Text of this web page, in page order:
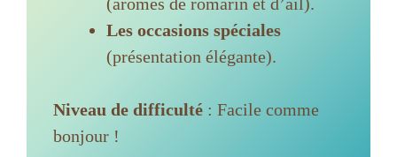
Les occasions spéciales
(présentation élégante).
Niveau de difficulté : Facile comme
bonjour !